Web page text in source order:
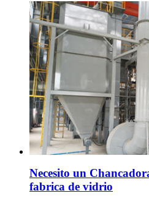
Necesito un
fabrica de vidrio